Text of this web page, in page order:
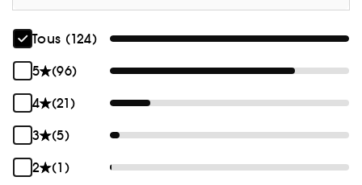
Tous (124)
5
(96)
4
(21)
3
(5)
2
(1)